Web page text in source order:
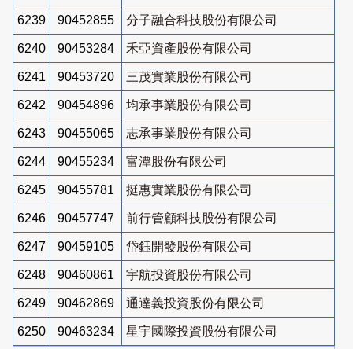
6239 90452855 分子融合科技股份有限公司
6240 90453284 禾亞資產股份有限公司
6241 90453720 三茂實業股份有限公司
6242 90454896 均承事業股份有限公司
6243 90455065 志承事業股份有限公司
6244 90455234 富潭股份有限公司
6245 90455781 挺惠實業股份有限公司
6246 90457747 前行管顧科技股份有限公司
6247 90459105 岱鈺開發股份有限公司
6248 90460861 宇航投資股份有限公司
6249 90462869 通達義投資股份有限公司
6250 90463234
星宇國際投資股份有限公司